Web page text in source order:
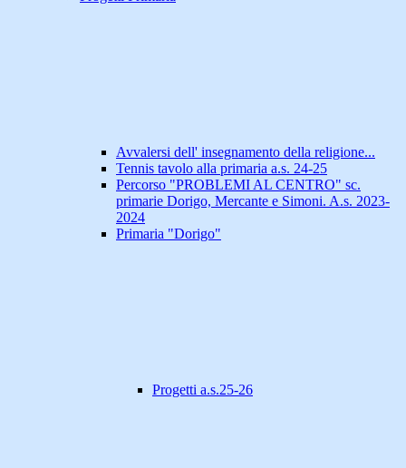
Avvalersi dell' insegnamento della religione...
Tennis tavolo alla primaria a.s. 24-25
Percorso "PROBLEMI AL CENTRO" sc.
primarie Dorigo, Mercante e Simoni. A.s. 2023-
2024
Primaria "Dorigo"
Progetti a.s.25-26